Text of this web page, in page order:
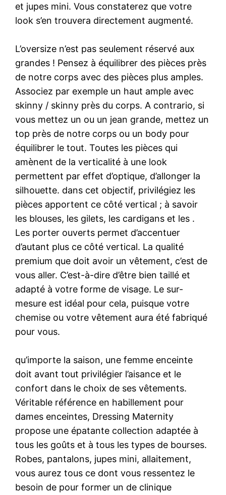
et jupes mini. Vous constaterez que votre
look s’en trouvera directement augmenté.
L’oversize n’est pas seulement réservé aux
grandes ! Pensez à équilibrer des pièces près
de notre corps avec des pièces plus amples.
Associez par exemple un haut ample avec
skinny / skinny près du corps. A contrario, si
vous mettez un ou un jean grande, mettez un
top près de notre corps ou un body pour
équilibrer le tout. Toutes les pièces qui
amènent de la verticalité à une look
permettent par effet d’optique, d’allonger la
silhouette. dans cet objectif, privilégiez les
pièces apportent ce côté vertical ; à savoir
les blouses, les gilets, les cardigans et les .
Les porter ouverts permet d’accentuer
d’autant plus ce côté vertical. La qualité
premium que doit avoir un vêtement, c’est de
vous aller. C’est-à-dire d’être bien taillé et
adapté à votre forme de visage. Le sur-
mesure est idéal pour cela, puisque votre
chemise ou votre vêtement aura été fabriqué
pour vous.
qu’importe la saison, une femme enceinte
doit avant tout privilégier l’aisance et le
confort dans le choix de ses vêtements.
Véritable référence en habillement pour
dames enceintes, Dressing Maternity
propose une épatante collection adaptée à
tous les goûts et à tous les types de bourses.
Robes, pantalons, jupes mini, allaitement,
vous aurez tous ce dont vous ressentez le
besoin de pour former un de clinique